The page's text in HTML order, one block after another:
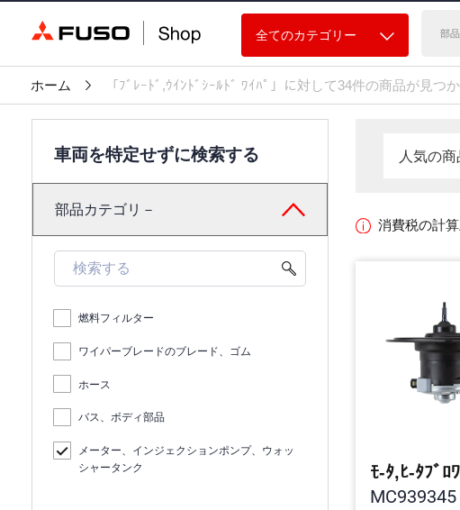
全てのカテゴリー
ホーム 「ﾌﾞﾚｰﾄﾞ,ｳｲﾝﾄﾞｼｰﾙﾄﾞ ﾜｲﾊﾟ」に対して34件の商品が見つ
車両を特定せずに検索する
部品カテゴリ－
燃料フィルター
ワイパーブレードのブレード、ゴム
ホース
バス、ボディ部品
メーター、インジェクションポンプ、ウォッ
シャータンク
人気の
消費税の計
ﾓ-ﾀ,ﾋ-ﾀﾌﾞﾛﾜ
MC939345